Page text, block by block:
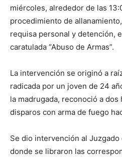
miércoles, alrededor de las
procedimiento de
requisa personal y detención,
caratulada “Abuso de Armas”.
La intervención se originó a
radicada por un joven de 24
la madrugada, reconoció a
disparos con arma de fuego
Se dio intervención al Juzgado
donde se libraron las